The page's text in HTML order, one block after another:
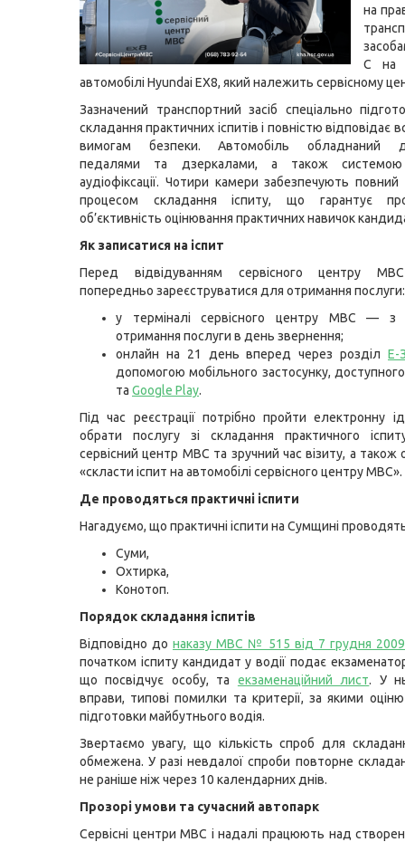
на
C на
автомобілі Hyundai EX8, який належить сервісному
Зазначений транспортний засіб спеціально
складання практичних іспитів і повністю відповідає
вимогам безпеки. Автомобіль обладнаний
педалями та дзеркалами, а також
аудіофіксації. Чотири камери забезпечують
процесом складання іспиту, що гарантує
об’єктивність оцінювання практичних навичок
Як записатися на іспит
Перед відвідуванням сервісного центру
попередньо зареєструватися для отримання послуги:
у терміналі сервісного центру МВС — з
отримання послуги в день звернення;
онлайн на 21 день вперед через розділЕ-
допомогою мобільного застосунку,
та Google Play.
Під час реєстрації потрібно пройти електронну
обрати послугу зі складання практичного
сервісний центр МВС та зручний час візиту, а також
«скласти іспит на автомобілі сервісного центру МВС».
Де проводяться практичні іспити
Нагадуємо, що практичні іспити на Сумщині
Суми,
Охтирка,
Конотоп.
Порядок складання іспитів
Відповідно до наказу МВС № 515 від 7 грудня
початком іспиту кандидат у водії подає
що посвідчує особу, та
екзаменаційний лист.
У
вправи, типові помилки та критерії, за якими
підготовки майбутнього водія.
Звертаємо увагу, що кількість спроб для
обмежена. У разі невдалої спроби повторне
не раніше ніж через 10 календарних днів.
Прозорі умови та сучасний автопарк
Сервісні центри МВС і надалі працюють над